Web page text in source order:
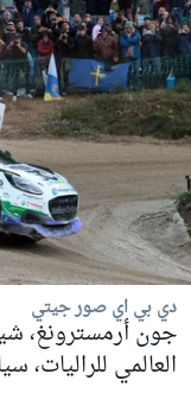
دي بي اي صور جيتي
جون أرمسترونغ،
العالمي للراليات،